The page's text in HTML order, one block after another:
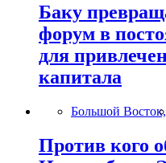
Баку
форум в
для
капитала
Большой Восток,
Против кого